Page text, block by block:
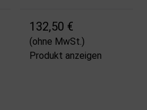
132,50 €
(ohne MwSt.)
Produkt anzeigen